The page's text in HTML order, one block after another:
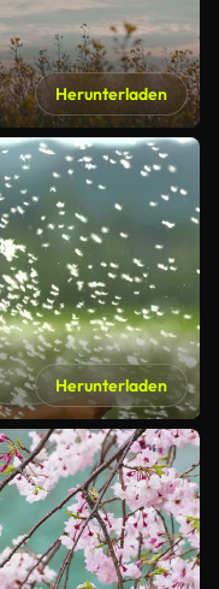
Herunterladen
Herunterladen